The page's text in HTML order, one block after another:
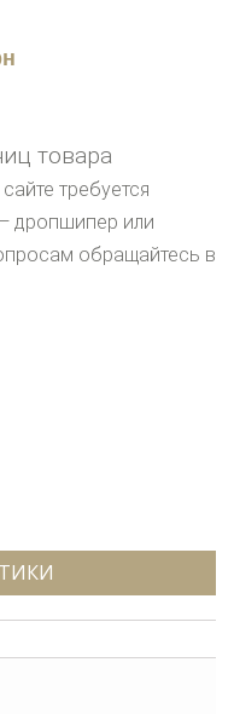
товара
требуется
дропшипер или
обращайтесь в